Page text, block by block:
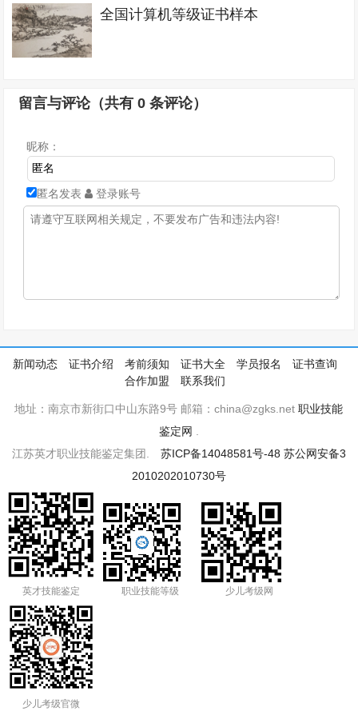
全国计算机等级证书样本
留言与评论（共有0 条评论）
昵称：
匿名发表 登录账号
新闻动态 证书介绍 考前须知 证书大全 学员报名
证书查询
合作加盟
联系我们
地址：南京市新街口中山东路9号 邮箱：china@zgks.net职业技能
鉴定网
江苏英才职业技能鉴定集团. 苏ICP备14048581号-48 苏公网安备3
2010202010730号
英才技能鉴定 职业技能等级 少儿考级网
少儿考级官微